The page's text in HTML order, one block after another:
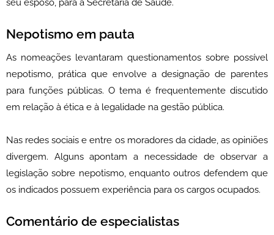
seu esposo, para a Secretaria de Saúde.
Nepotismo em pauta
As nomeações levantaram questionamentos sobre possível
nepotismo, prática que envolve a designação de parentes
para funções públicas. O tema é frequentemente discutido
em relação à ética e à legalidade na gestão pública.
Nas redes sociais e entre os moradores da cidade, as opiniões
divergem. Alguns apontam a necessidade de observar a
legislação sobre nepotismo, enquanto outros defendem que
os indicados possuem experiência para os cargos ocupados.
Comentário de especialistas